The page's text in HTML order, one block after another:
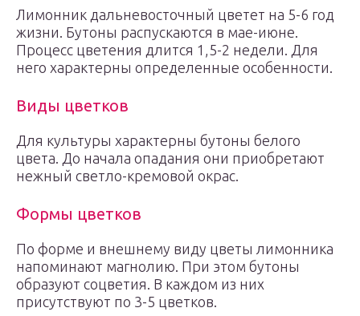
Лимонник дальневосточный цветет на 5-6 год
жизни. Бутоны распускаются в мае-июне.
Процесс цветения длится 1,5-2 недели. Для
него характерны определенные особенности.
Виды цветков
Для культуры характерны бутоны белого
цвета. До начала опадания они приобретают
нежный светло-кремовой окрас.
Формы цветков
По форме и внешнему виду цветы лимонника
напоминают магнолию. При этом бутоны
образуют соцветия. В каждом из них
присутствуют по 3-5 цветков.